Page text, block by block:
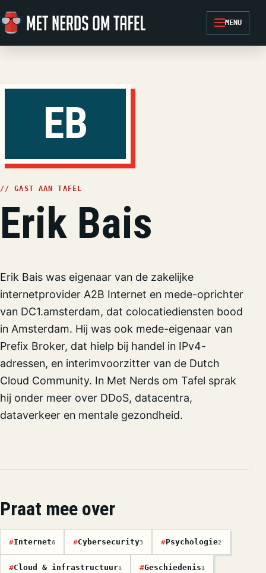
Ga naar de inhoud
MENU
EB
// GAST AAN TAFEL
Erik Bais
Erik Bais was eigenaar van de zakelijke
internetprovider A2B Internet en mede-oprichter
van DC1.amsterdam, dat colocatiediensten bood
in Amsterdam. Hij was ook mede-eigenaar van
Prefix Broker, dat hielp bij handel in IPv4-
adressen, en interimvoorzitter van de Dutch
Cloud Community. In Met Nerds om Tafel sprak
hij onder meer over DDoS, datacentra,
dataverkeer en mentale gezondheid.
Praat mee over
#Internet6 #Cybersecurity3 #Psychologie2
#Cloud & infrastructuur1 #Geschiedenis1